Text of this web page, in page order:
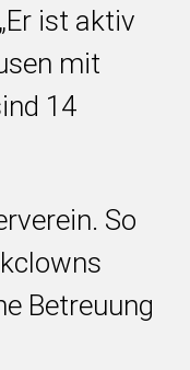
ist aktiv
mit
14
So
Betreuung